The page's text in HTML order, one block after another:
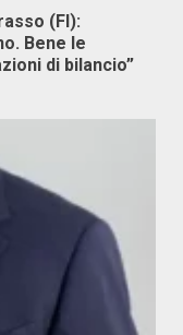
(FI):
Bene le
di bilancio”